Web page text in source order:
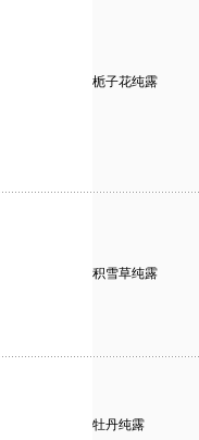
栀子花纯露
积雪草纯露
牡丹纯露